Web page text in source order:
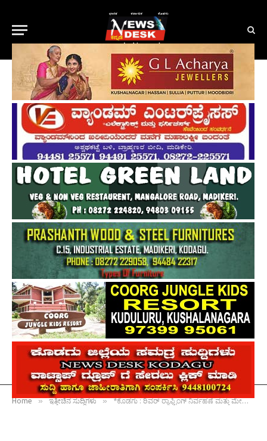
Home » ಇತ್ತೀಚಿನ ಸುದ್ದಿಗಳು » *ಕೊಡಗು : ರಿವರ್ ರ‍್ಯಾಫ್ಟಿಂಗ್ ನಿರ್ವಹಣೆ ಮತ್ತು ಮೇಲುಸ್ತುವಾರಿ ಸಮಿತಿ ಸಭೆ : ರಿವರ್ ರ‍್ಯಾಫ್ಟ್ ಫಿಟ್‌ನೆಸ್ ಪ್ರಮಾಣ ಪತ್ರ ಕಡ್ಡಾಯ : ಎಡಿಸಿ ಡಾ.ಸಹನಾ ಎಸ್.ಹಾದಿಮನಿ ಸೂಚನೆ*